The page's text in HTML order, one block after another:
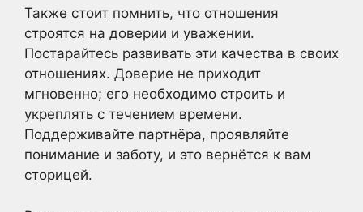
Также стоит помнить, что отношения
строятся на доверии и уважении.
Постарайтесь развивать эти качества в своих
отношениях. Доверие не приходит
мгновенно; его необходимо строить и
укреплять с течением времени.
Поддерживайте партнёра, проявляйте
понимание и заботу, и это вернётся к вам
сторицей.